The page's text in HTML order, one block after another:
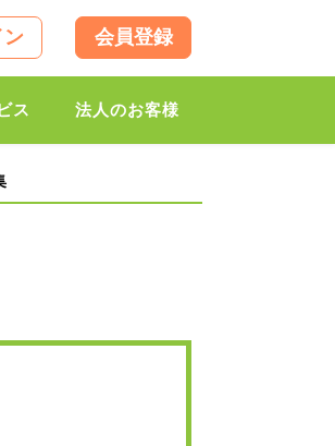
ン 会員登録
ス 法人のお客様